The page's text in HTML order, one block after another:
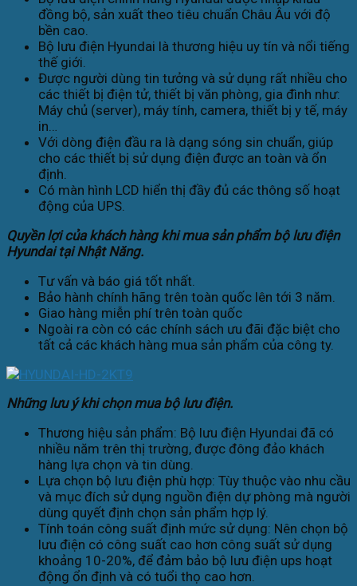
đồng bộ, sản xuất theo tiêu chuẩn Châu Âu với độ
bền cao.
Bộ lưu điện Hyundai là thương hiệu uy tín và nổi tiếng
thế giới.
Được người dùng tin tưởng và sử dụng rất nhiều cho
các thiết bị điện tử, thiết bị văn phòng, gia đình như:
Máy chủ (server), máy tính, camera, thiết bị y tế, máy
in…
Với dòng điện đầu ra là dạng sóng sin chuẩn, giúp
cho các thiết bị sử dụng điện được an toàn và ổn
định.
Có màn hình LCD hiển thị đầy đủ các thông số hoạt
động của UPS.
Quyền lợi của khách hàng khi mua sản phẩm bộ lưu điện
Hyundai tại Nhật Năng.
Tư vấn và báo giá tốt nhất.
Bảo hành chính hãng trên toàn quốc lên tới 3 năm.
Giao hàng miễn phí trên toàn quốc
Ngoài ra còn có các chính sách ưu đãi đặc biệt cho
tất cả các khách hàng mua sản phẩm của công ty.
Những lưu ý khi chọn mua bộ lưu điện.
Thương hiệu sản phẩm: Bộ lưu điện Hyundai đã có
nhiều năm trên thị trường, được đông đảo khách
hàng lựa chọn và tin dùng.
Lựa chọn bộ lưu điện phù hợp: Tùy thuộc vào nhu cầu
và mục đích sử dụng nguồn điện dự phòng mà người
dùng quyết định chọn sản phẩm hợp lý.
Tính toán công suất định mức sử dụng: Nên chọn bộ
lưu điện có công suất cao hơn công suất sử dụng
khoảng 10-20%, để đảm bảo bộ lưu điện ups hoạt
động ổn định và có tuổi thọ cao hơn.